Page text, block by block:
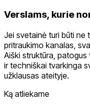
Verslams, kurie
Jei svetainė turi būti ne
pritraukimo kanalas,
Aiški struktūra,
ir techniškai tvarkinga
užklausas ateityje.
Ką atliekame